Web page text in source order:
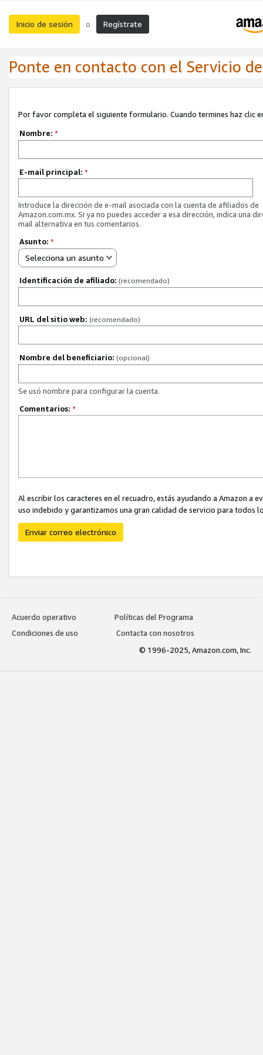
Inicio de sesión o Regístrate
Ponte en contacto con el Servicio
Por favor completa el siguiente formulario. Cuando termines haz clic
Nombre: *
E-mail principal: *
Introduce la dirección de e-mail asociada con la cuenta de afiliados de
Amazon.com.mx. Si ya no puedes acceder a esa dirección, indica una
mail alternativa en tus comentarios.
Asunto: *
Selecciona un asunto
Identificación de afiliado: (recomendado)
URL del sitio web: (recomendado)
Nombre del beneficiario: (opcional)
Se usó nombre para configurar la cuenta.
Comentarios: *
Al escribir los caracteres en el recuadro, estás ayudando a Amazon
uso indebido y garantizamos una gran calidad de servicio para todos
Enviar correo electrónico
Acuerdo operativo
Políticas del Programa
Condiciones de uso
Contacta con nosotros
© 1996-2025, Amazon.com, Inc.